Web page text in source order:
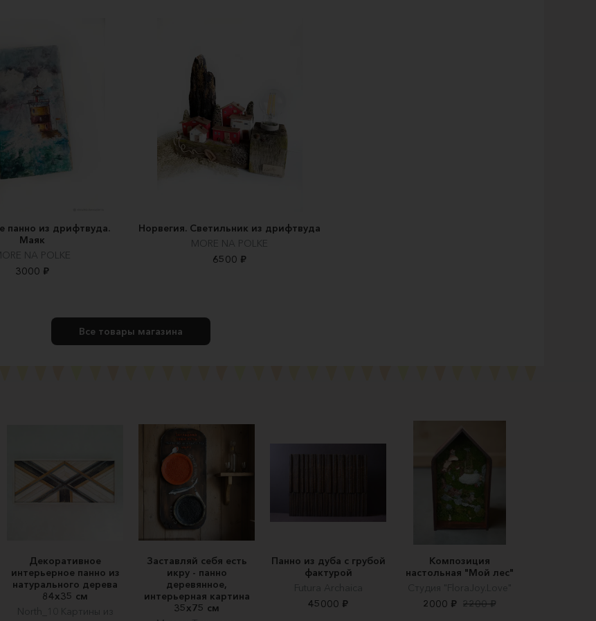
панно из дрифтвуда.
Маяк
NA POLKE
3000 ₽
Норвегия. Светильник из дрифтвуда
MORE NA POLKE
6500 ₽
Все товары магазина
Декоративное
интерьерное панно из
натурального дерева
84х35 см
North_10 Картины из
Заставляй себя есть
икру - панно
деревянное,
интерьерная картина
35х75 см
Панно из дуба с грубой
фактурой
Futura Archaica
45000 ₽
Композиция
настольная "Мой лес"
Cтудия "FloraJoy.Love"
2000 ₽ 2200 ₽